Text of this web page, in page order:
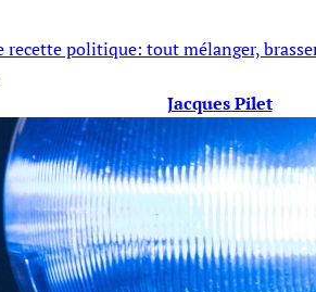
politique: tout mélanger,
Jacques Pilet